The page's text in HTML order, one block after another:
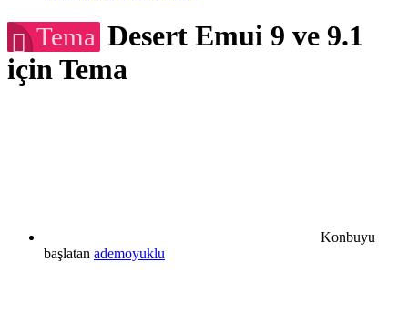
Tema Desert Emui 9 ve 9.1
için Tema
Konbuyu
başlatan ademoyuklu